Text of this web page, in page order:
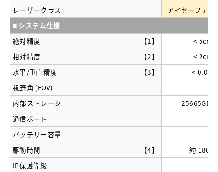
レーザークラス
アイセーフティ
■ システム仕様
絶対精度
【1】
< 5cm
相対精度
【2】
< 2cm
水平/垂直精度
【3】
< 0.05°
視野角 (FOV)
内部ストレージ
25665GB
通信ポート
バッテリー容量
駆動時間
【4】
約 180分
IP保護等級